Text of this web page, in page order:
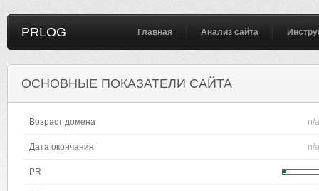
PRLOG Главная Анализ сайта
ОСНОВНЫЕ ПОКАЗАТЕЛИ САЙТА
Возраст домена n/a
Дата окончания n/a
PR